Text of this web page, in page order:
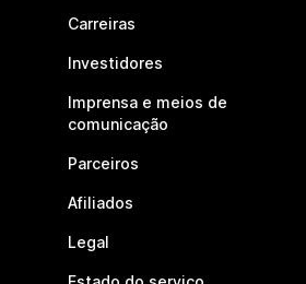
Carreiras
Investidores
Imprensa e meios de
comunicação
Parceiros
Afiliados
Legal